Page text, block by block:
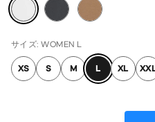
サイズ: WOMEN L
XS S M L XL